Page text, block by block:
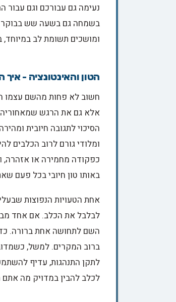
נעימה גם עבורכם וגם
בשמחה גם בשעה שש בבוקר
ומושכים תשומת לב במיוחד,
הטון והאינטונציה -
חשוב לא פחות מהשם עצמו
אלא גם את הרגש שמאחוריה.
הסיכוי לתגובה חיובית
ומלודי גורם לרוב הכלבים
כפקודה מחמירה או אזהרה,
באותו טון חיובי בכל פעם
אחת הטעויות הנפוצות
לבלבל את הכלב. אם אחד
השם לתחושה אחת ברורה.
ברוב המקרים. למשל,
לתקן התנהגות, עדיף
לכלב להבין במדויק מה אתם